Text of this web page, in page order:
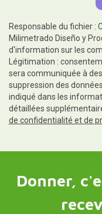
Responsable du fichier :
Milimetrado Diseño y
d'information sur les
Légitimation :
sera communiquée à
suppression des
indiqué dans les
détaillées
de confidentialité et de
Donner,